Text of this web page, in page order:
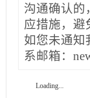
沟通确认的
应措施，避
如您未通知
系邮箱：
Loading...